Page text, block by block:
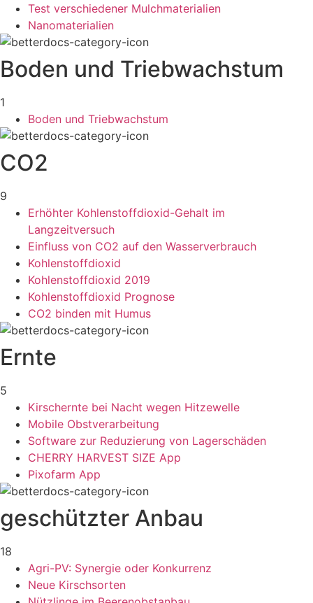
Test verschiedener Mulchmaterialien
Nanomaterialien
Boden und Triebwachstum
1
Boden und Triebwachstum
CO2
9
Erhöhter Kohlenstoffdioxid-Gehalt im
Langzeitversuch
Einfluss von CO2 auf den Wasserverbrauch
Kohlenstoffdioxid
Kohlenstoffdioxid 2019
Kohlenstoffdioxid Prognose
CO2 binden mit Humus
Ernte
5
Kirschernte bei Nacht wegen Hitzewelle
Mobile Obstverarbeitung
Software zur Reduzierung von Lagerschäden
CHERRY HARVEST SIZE App
Pixofarm App
geschützter Anbau
18
Agri-PV: Synergie oder Konkurrenz
Neue Kirschsorten